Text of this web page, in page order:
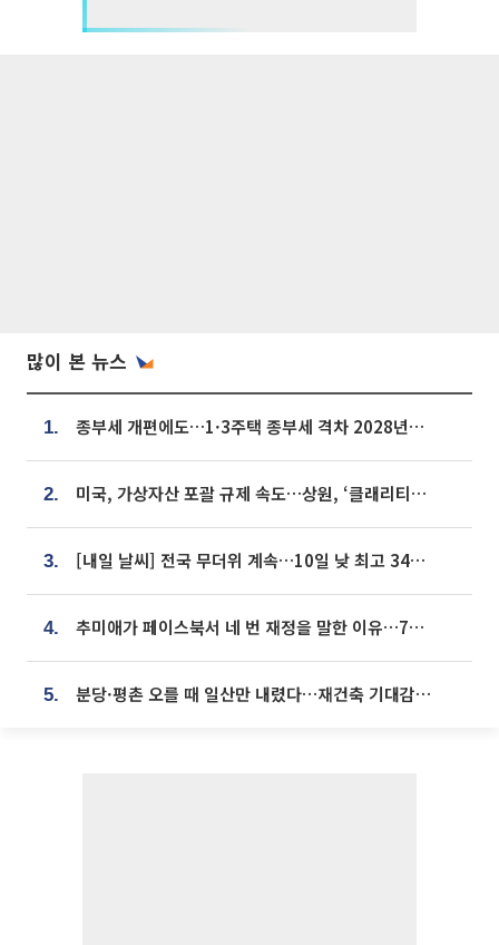
많이 본 뉴스
1. 종부세 개편에도…1·3주택 종부세 격차 2028년부터 확대
2. 미국, 가상자산 포괄 규제 속도…상원, ‘클래리티법’ 9월 절차투표 추진
3. [내일 날씨] 전국 무더위 계속…10일 낮 최고 34도 육박
4. 추미애가 페이스북서 네 번 재정을 말한 이유…7700억 추경 열쇠는 도의회에
5. 분당·평촌 오를 때 일산만 내렸다…재건축 기대감도 ‘무색’